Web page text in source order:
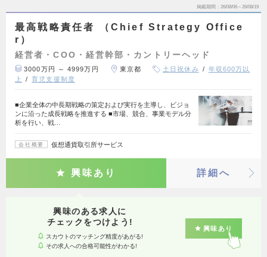
掲載期間 26/08/06～26/08/19
最高戦略責任者 （Chief Strategy Office
r）
経営者・COO・経営幹部・カントリーヘッド
3000万円 ～ 4999万円 東京都 土日祝休み
年収600万以
上
育児支援制度
■企業全体の中長期戦略の策定および実行を主導し、ビジョ
ンに沿った成長戦略を推進する ■市場、競合、事業モデル分
析を行い、戦…
会社概要 仮想通貨取引所サービス
興味あり 詳細へ
興味のある求人に
チェックをつけよう!
スカウトのマッチング精度があがる!
その求人への合格可能性がわかる!
興味あり